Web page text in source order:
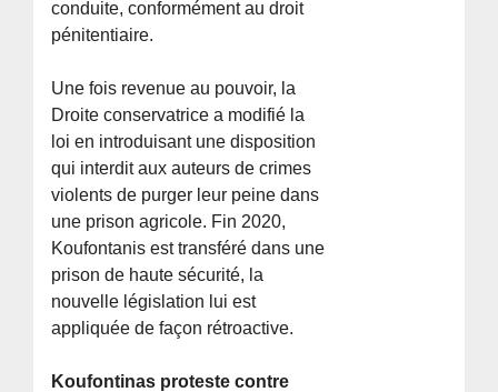
conduite, conformément au droit
pénitentiaire.
Une fois revenue au pouvoir, la
Droite conservatrice a modifié la
loi en introduisant une disposition
qui interdit aux auteurs de crimes
violents de purger leur peine dans
une prison agricole. Fin 2020,
Koufontanis est transféré dans une
prison de haute sécurité, la
nouvelle législation lui est
appliquée de façon rétroactive.
Koufontinas proteste contre